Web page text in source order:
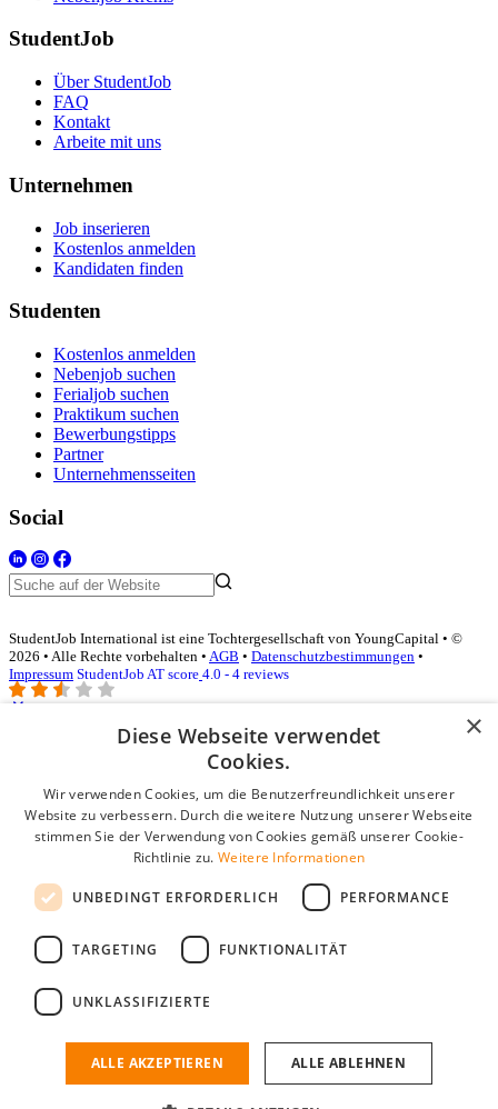
StudentJob
Über StudentJob
FAQ
Kontakt
Arbeite mit uns
Unternehmen
Job inserieren
Kostenlos anmelden
Kandidaten finden
Studenten
Kostenlos anmelden
Nebenjob suchen
Ferialjob suchen
Praktikum suchen
Bewerbungstipps
Partner
Unternehmensseiten
Social
StudentJob International ist eine Tochtergesellschaft von YoungCapital • ©
2026 • Alle Rechte vorbehalten • AGB • Datenschutzbestimmungen •
Impressum StudentJob AT score 4.0 - 4 reviews
Login für Unternehmen
E-Mail*
Passwort
Angemeldet bleiben
Passwort vergessen?
Kostenloses Unternehmensprofil
Wenn Sie sich registriert haben, können Sie ein Unternehmensprofil
passenden Mitarbeiter zu finden.
×
Diese Webseite verwendet
Cookies.
Wir verwenden Cookies, um die Benutzerfreundlichkeit unserer
Website zu verbessern. Durch die weitere Nutzung unserer Webseite
stimmen Sie der Verwendung von Cookies gemäß unserer Cookie-
Richtlinie zu. Weitere Informationen
UNBEDINGT ERFORDERLICH PERFORMANCE
TARGETING FUNKTIONALITÄT
UNKLASSIFIZIERTE
ALLE AKZEPTIEREN ALLE ABLEHNEN